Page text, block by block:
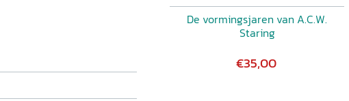
van het boek.
De vormingsjaren van A.C.W.
Staring
€35,00